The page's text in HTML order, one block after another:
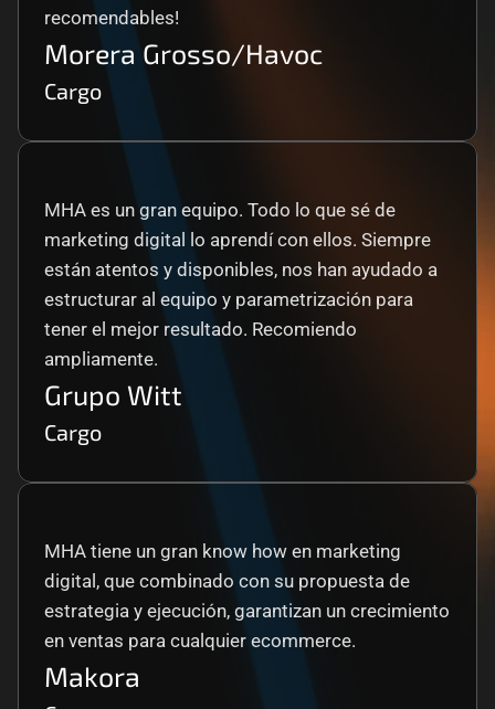
recomendables!
Morera Grosso/Havoc
Cargo
MHA es un gran equipo. Todo lo que sé de
marketing digital lo aprendí con ellos. Siempre
están atentos y disponibles, nos han ayudado a
estructurar al equipo y parametrización para
tener el mejor resultado. Recomiendo
ampliamente.
Grupo Witt
Cargo
MHA tiene un gran know how en marketing
digital, que combinado con su propuesta de
estrategia y ejecución, garantizan un crecimiento
en ventas para cualquier ecommerce.
Makora